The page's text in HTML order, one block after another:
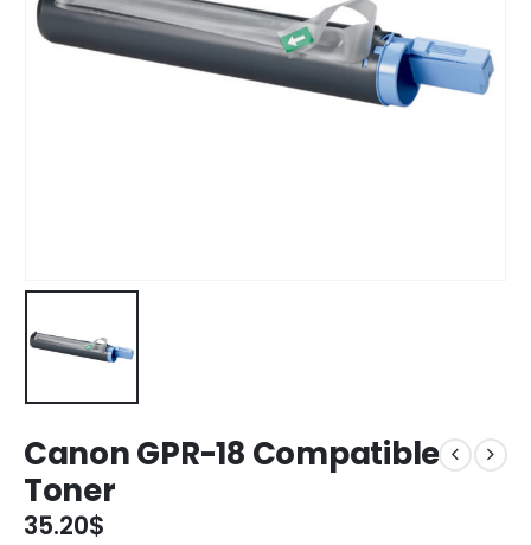
Canon GPR-18 Compatible
Toner
35.20$